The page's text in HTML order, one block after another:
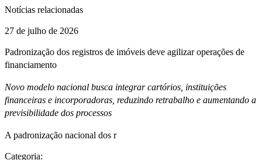
Notícias relacionadas
27 de julho de 2026
Padronização dos registros de imóveis deve agilizar operações de
financiamento
Novo modelo nacional busca integrar cartórios, instituições
financeiras e incorporadoras, reduzindo retrabalho e aumentando a
previsibilidade dos processos
A padronização nacional dos r
Categoria: